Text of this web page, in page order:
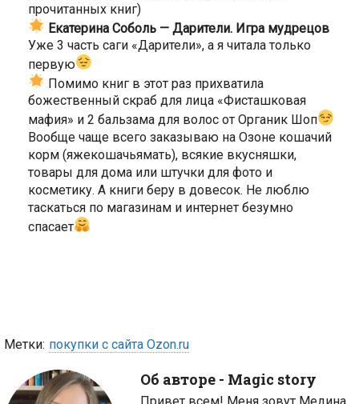
прочитанных книг)
Екатерина Соболь — Дарители. Игра мудрецов
Уже 3 часть саги «Дарители», а я читала только
первую
Помимо книг в этот раз прихватила
божественный скраб для лица «Фисташковая
мафия» и 2 бальзама для волос от Органик Шоп
Вообще чаще всего заказываю на Озоне кошачий
корм (яжекошачьямать), всякие вкусняшки,
товары для дома или штучки для фото и
косметику. А книги беру в довесок. Не люблю
таскаться по магазинам и интернет безумно
спасает
Метки: покупки с сайта Ozon.ru
Об авторе - Magic story
Привет всем! Меня зовут Медина